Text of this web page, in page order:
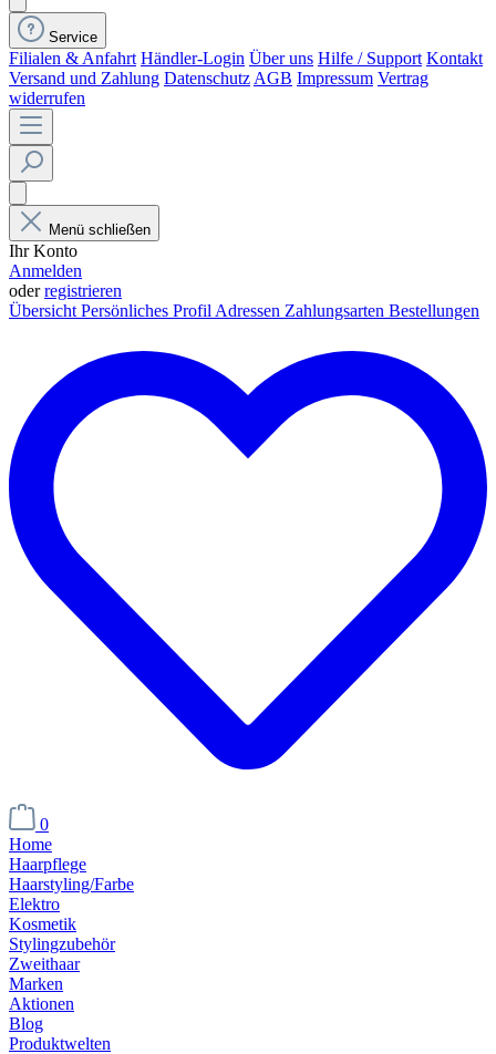
Service
Filialen & Anfahrt Händler-Login Über uns Hilfe / Support Kontakt
Versand und Zahlung Datenschutz AGB Impressum Vertrag
widerrufen
Menü schließen
Ihr Konto
Anmelden
oderregistrieren
Übersicht Persönliches Profil Adressen Zahlungsarten Bestellungen
0
Home
Haarpflege
Haarstyling/Farbe
Elektro
Kosmetik
Stylingzubehör
Zweithaar
Marken
Aktionen
Blog
Produktwelten